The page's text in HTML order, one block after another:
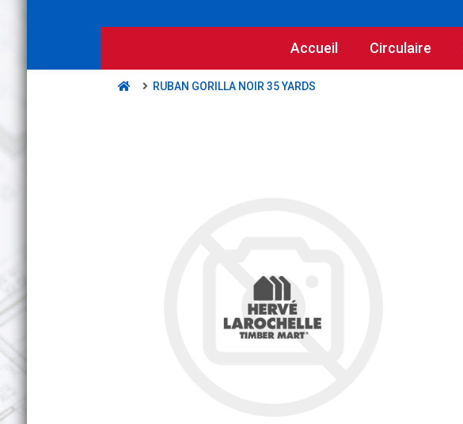
Accueil Circulaire
RUBAN GORILLA NOIR 35 YARDS